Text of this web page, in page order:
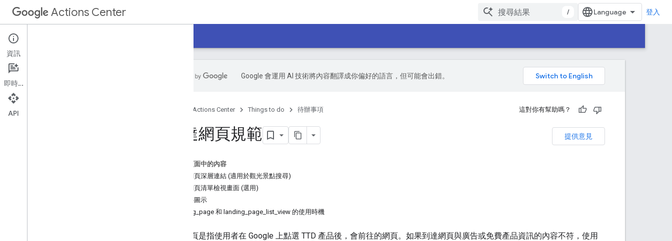
Actions Center / 登入
總覽和資格條件
近期更新
Google 會運用 AI 技術將內容翻譯成你偏好的語言，但可能會出錯。
Actions Center Things to do 待辦事項 這對你有幫助嗎？
提供意見
到達網頁規範
這個頁面中的內容
到達網頁深層連結 (適用於觀光景點搜尋)
到達網頁清單檢視畫面 (選用)
網站小圖示
landing_page 和 landing_page_list_view 的使用時機
到達網頁是指使用者在 Google 上點選 TTD 產品後，會前往的網頁。如果到達網頁與廣告或免費產品資訊的內容不符，使用
資訊
即時通訊
API